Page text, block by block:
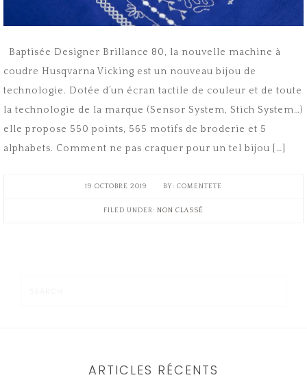
Baptisée Designer Brillance 80, la nouvelle machine à
coudre Husqvarna Vicking est un nouveau bijou de
technologie. Dotée d’un écran tactile de couleur et de toute
la technologie de la marque (Sensor System, Stich System…)
elle propose 550 points, 565 motifs de broderie et 5
alphabets. Comment ne pas craquer pour un tel bijou […]
19 OCTOBRE 2019 COMENTETE
FILED UNDER: NON CLASSÉ
ARTICLES RÉCENTS